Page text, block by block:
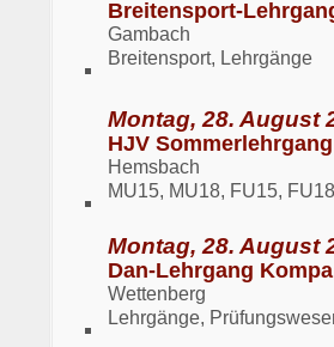
Breitensport-
Gambach
Breitensport, Lehrgänge
Montag, 28. August
HJV
Hemsbach
MU15, MU18, FU15,
Montag, 28. August
Dan-Lehrgang
Wettenberg
Lehrgänge,